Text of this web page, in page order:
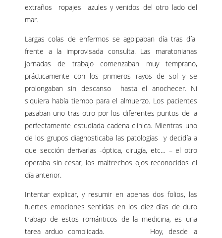
extraños ropajes azules y venidos del otro lado del
mar.
Largas colas de enfermos se agolpaban día tras día
frente a la improvisada consulta. Las maratonianas
jornadas de trabajo comenzaban muy temprano,
prácticamente con los primeros rayos de sol y se
prolongaban sin descanso hasta el anochecer. Ni
siquiera había tiempo para el almuerzo. Los pacientes
pasaban uno tras otro por los diferentes puntos de la
perfectamente estudiada cadena clínica. Mientras uno
de los grupos diagnosticaba las patologías y decidía a
que sección derivarlas -óptica, cirugía, etc… – el otro
operaba sin cesar, los maltrechos ojos reconocidos el
día anterior.
Intentar explicar, y resumir en apenas dos folios, las
fuertes emociones sentidas en los diez días de duro
trabajo de estos románticos de la medicina, es una
tarea arduo complicada. Hoy, desde la